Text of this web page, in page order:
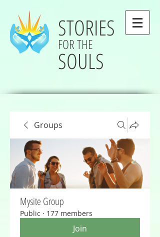
STORIES
FOR THE
SOULS
Groups
Mysite Group
Public · 177 members
Join